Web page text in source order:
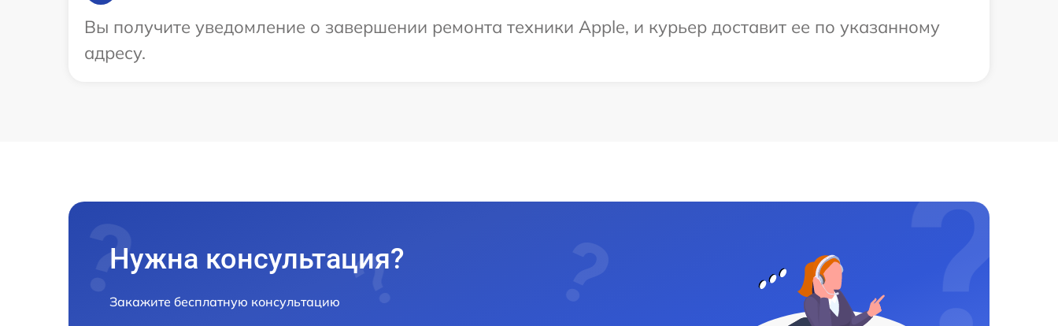
Вы получите уведомление о завершении ремонта техники Apple, и курьер доставит ее по указанному
адресу.
Нужна консультация?
Закажите бесплатную консультацию